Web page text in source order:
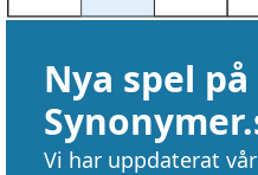
Nya spel på
Vi har uppdaterat